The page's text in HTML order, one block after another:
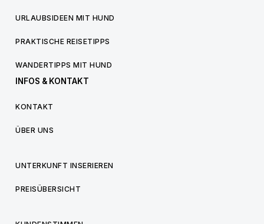
URLAUBSIDEEN MIT HUND
PRAKTISCHE REISETIPPS
WANDERTIPPS MIT HUND
INFOS & KONTAKT
KONTAKT
ÜBER UNS
UNTERKUNFT INSERIEREN
PREISÜBERSICHT